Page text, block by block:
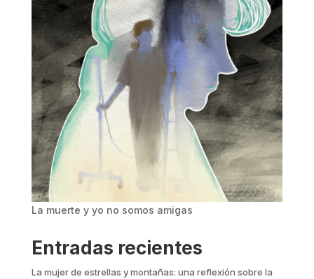
La muerte y yo no somos amigas
Entradas recientes
La mujer de estrellas y montañas: una reflexión sobre la